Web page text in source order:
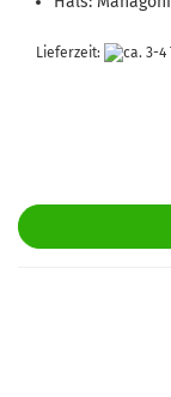
Lieferzeit: